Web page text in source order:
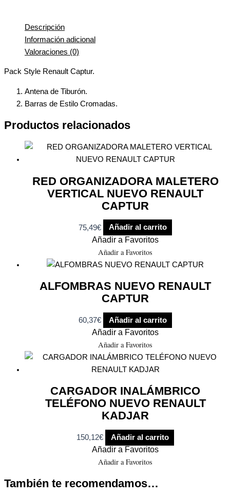
Descripción
Información adicional
Valoraciones (0)
Pack Style Renault Captur.
Antena de Tiburón.
Barras de Estilo Cromadas.
Productos relacionados
RED ORGANIZADORA MALETERO
VERTICAL NUEVO RENAULT
CAPTUR
75,49€ Añadir al carrito
Añadir a Favoritos
Añadir a Favoritos
ALFOMBRAS NUEVO RENAULT
CAPTUR
60,37€ Añadir al carrito
Añadir a Favoritos
Añadir a Favoritos
CARGADOR INALÁMBRICO
TELÉFONO NUEVO RENAULT
KADJAR
150,12€ Añadir al carrito
Añadir a Favoritos
Añadir a Favoritos
También te recomendamos…